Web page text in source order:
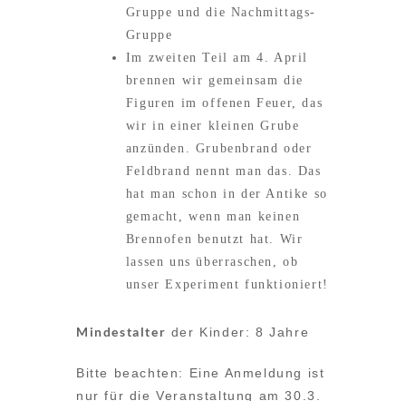
Gruppe und die Nachmittags-
Gruppe
Im zweiten Teil am 4. April
brennen wir gemeinsam die
Figuren im offenen Feuer, das
wir in einer kleinen Grube
anzünden. Grubenbrand oder
Feldbrand nennt man das. Das
hat man schon in der Antike so
gemacht, wenn man keinen
Brennofen benutzt hat. Wir
lassen uns überraschen, ob
unser Experiment funktioniert!
Mindestalter der Kinder: 8 Jahre
Bitte beachten: Eine Anmeldung ist
nur für die Veranstaltung am 30.3.